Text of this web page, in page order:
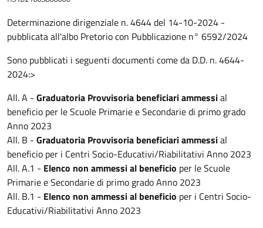
Determinazione dirigenziale n. 4644 del 14-10-2024 -
pubblicata all'albo Pretorio con Pubblicazione n° 6592/2024
Sono pubblicati i seguenti documenti come da D.D. n. 4644-
2024:>
All. A - Graduatoria Provvisoria beneficiari ammessial
beneficio per le Scuole Primarie e Secondarie di primo grado
Anno 2023
All. B - Graduatoria Provvisoria beneficiari ammessial
beneficio per i Centri Socio-Educativi/Riabilitativi Anno 2023
All. A.1 - Elenco non ammessi al beneficio per le Scuole
Primarie e Secondarie di primo grado Anno 2023
All. B.1 - Elenco non ammessi al beneficio per i Centri Socio-
Educativi/Riabilitativi Anno 2023